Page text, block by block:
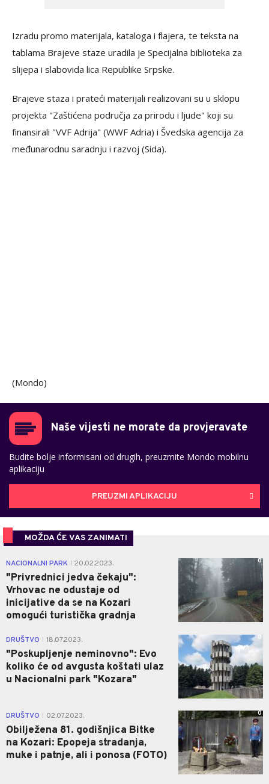
Izradu promo materijala, kataloga i flajera, te teksta na
tablama Brajeve staze uradila je Specijalna biblioteka za
slijepa i slabovida lica Republike Srpske.
Brajeve staza i prateći materijali realizovani su u sklopu
projekta "Zaštićena područja za prirodu i ljude" koji su
finansirali "VVF Adrija" (WWF Adria) i Švedska agencija za
međunarodnu saradnju i razvoj (Sida).
(Mondo)
Naše vijesti ne morate da provjeravate
Budite bolje informisani od drugih, preuzmite Mondo mobilnu
aplikaciju
PREUZMI APLIKACIJU
MOŽDA ĆE VAS ZANIMATI
NACIONALNI PARK 20.02.2023.
"Privrednici jedva čekaju":
Vrhovac ne odustaje od
inicijative da se na Kozari
omogući turistička gradnja
0
DRUŠTVO 18.07.2023.
"Poskupljenje neminovno": Evo
koliko će od avgusta koštati ulaz
u Nacionalni park "Kozara"
0
DRUŠTVO 02.07.2023.
Obilježena 81. godišnjica Bitke
na Kozari: Epopeja stradanja,
muke i patnje, ali i ponosa (FOTO)
0